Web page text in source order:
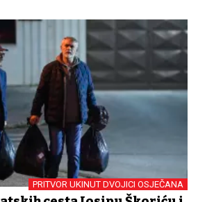
PRITVOR UKINUT DVOJICI OSJEČANA